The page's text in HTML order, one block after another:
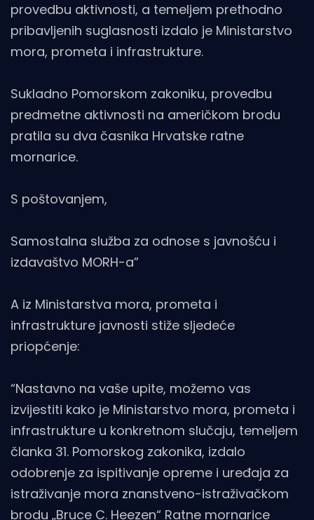
provedbu aktivnosti, a temeljem prethodno
pribavljenih suglasnosti izdalo je Ministarstvo
mora, prometa i infrastrukture.
Sukladno Pomorskom zakoniku, provedbu
predmetne aktivnosti na američkom brodu
pratila su dva časnika Hrvatske ratne
mornarice.
S poštovanjem,
Samostalna služba za odnose s javnošću i
izdavaštvo MORH-a”
A iz Ministarstva mora, prometa i
infrastrukture javnosti stiže sljedeće
priopćenje:
“Nastavno na vaše upite, možemo vas
izvijestiti kako je Ministarstvo mora, prometa i
infrastrukture u konkretnom slučaju, temeljem
članka 31. Pomorskog zakonika, izdalo
odobrenje za ispitivanje opreme i uređaja za
istraživanje mora znanstveno-istraživačkom
brodu „Bruce C. Heezen“ Ratne mornarice